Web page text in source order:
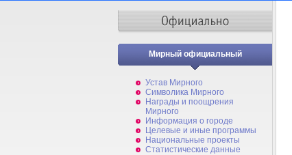
Мирный официальный
Устав Мирного
Символика Мирного
Награды и поощрения
Мирного
Информация о городе
Целевые и иные программы
Национальные проекты
Статистические данные